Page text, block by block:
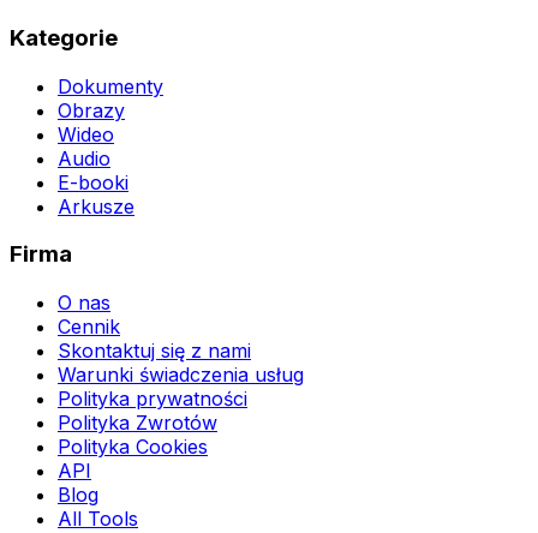
Kategorie
Dokumenty
Obrazy
Wideo
Audio
E-booki
Arkusze
Firma
O nas
Cennik
Skontaktuj się z nami
Warunki świadczenia usług
Polityka prywatności
Polityka Zwrotów
Polityka Cookies
API
Blog
All Tools